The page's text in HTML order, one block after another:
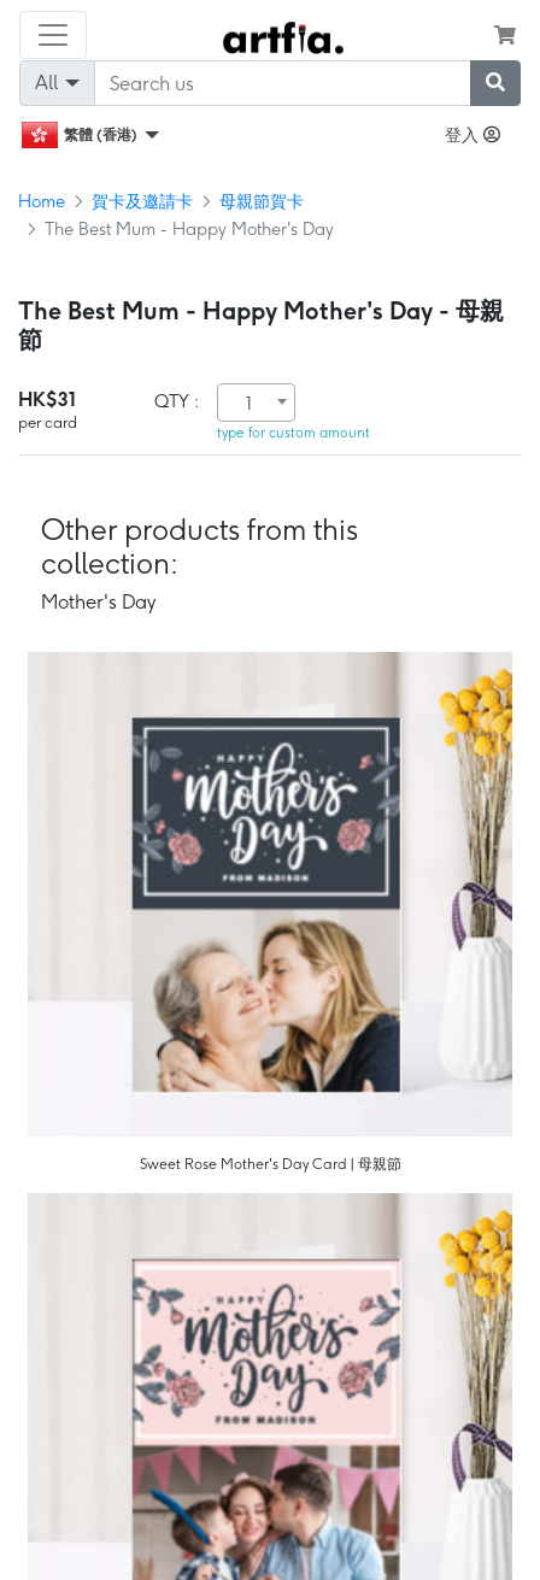
All
繁體 (香港) 登入
Home 賀卡及邀請卡
母親節賀卡
The Best Mum - Happy Mother's Day
The Best Mum - Happy Mother's Day - 母親
節
HK$31
per card
QTY : 1
type for custom amount
Other products from this
collection:
Mother's Day
Sweet Rose Mother's Day Card | 母親節